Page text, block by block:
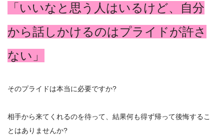
「いいなと思う人はいるけど、自分
から話しかけるのはプライドが許さ
ない」
そのプライドは本当に必要ですか?
相手から来てくれるのを待って、結果何も得ず帰って後悔するこ
とはありませんか?